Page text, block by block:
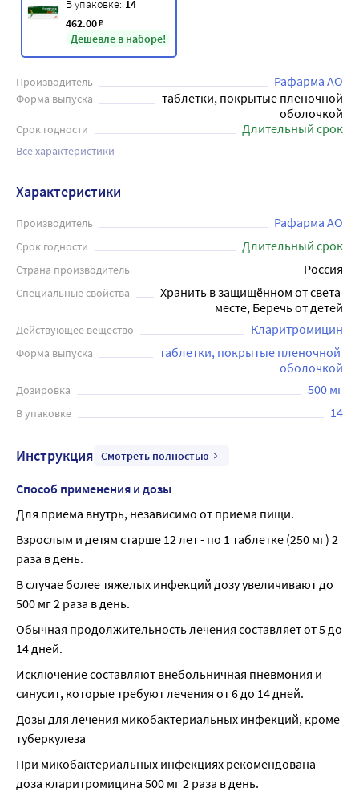
В упаковке: 14
462.00₽
Дешевле в наборе!
Производитель Рафарма АО
Форма выпуска
таблетки, покрытые пленочной
оболочкой
Срок годности Длительный срок
Все характеристики
Характеристики
Производитель Рафарма АО
Срок годности Длительный срок
Страна производитель Россия
Специальные свойства
Хранить в защищённом от света
месте, Беречь от детей
Действующее вещество Кларитромицин
Форма выпуска
таблетки, покрытые пленочной
оболочкой
Дозировка 500 мг
В упаковке 14
Инструкция Смотреть полностью
Способ применения и дозы
Для приема внутрь, независимо от приема пищи.
Взрослым и детям старше 12 лет - по 1 таблетке (250 мг) 2
раза в день.
В случае более тяжелых инфекций дозу увеличивают до
500 мг 2 раза в день.
Обычная продолжительность лечения составляет от 5 до
14 дней.
Исключение составляют внебольничная пневмония и
синусит, которые требуют лечения от 6 до 14 дней.
Дозы для лечения микобактериальных инфекций, кроме
туберкулеза
При микобактериальных инфекциях рекомендована
доза кларитромицина 500 мг 2 раза в день.